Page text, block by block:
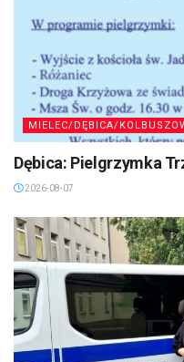
MIELEC/DĘBICA/
Dębica: Pielgrzymka
2026-08-07